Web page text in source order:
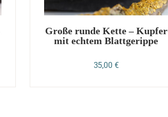
Große runde Kette – Kupfer
mit echtem Blattgerippe
35,00 €